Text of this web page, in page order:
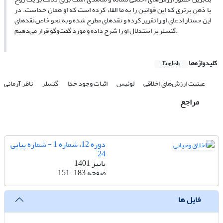
یا ذهن برتری که این قوانین را به ما القاء کرده است که او همان خداست. در
این جستار ادعای او را تقریر کرده و نقدهای مطرح شده و به نحو خاص نقدهای
گنسلر بر استدلال او را شرح داده و مورد گفت‌وگو قرار می‌دهیم.
کلیدواژه‌ها English
عینیت ارزش‌های اخلاقی لوئیس اثبات وجود خدا گنسلر ناظر آرمانی
مراجع
دوره 12، شماره 1 - شماره پیاپی
24
پاییز 1401
صفحه151-183
فایل ها